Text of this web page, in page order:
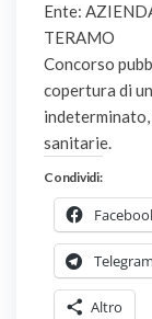
Ente:
TERAMO
Concorso
copertura di
sanitarie.
Condividi:
Telegram
Altro